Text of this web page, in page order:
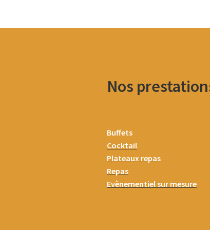
Nos
Buffets
Cocktail
Plateaux repas
Repas
Evènementiel sur mesure